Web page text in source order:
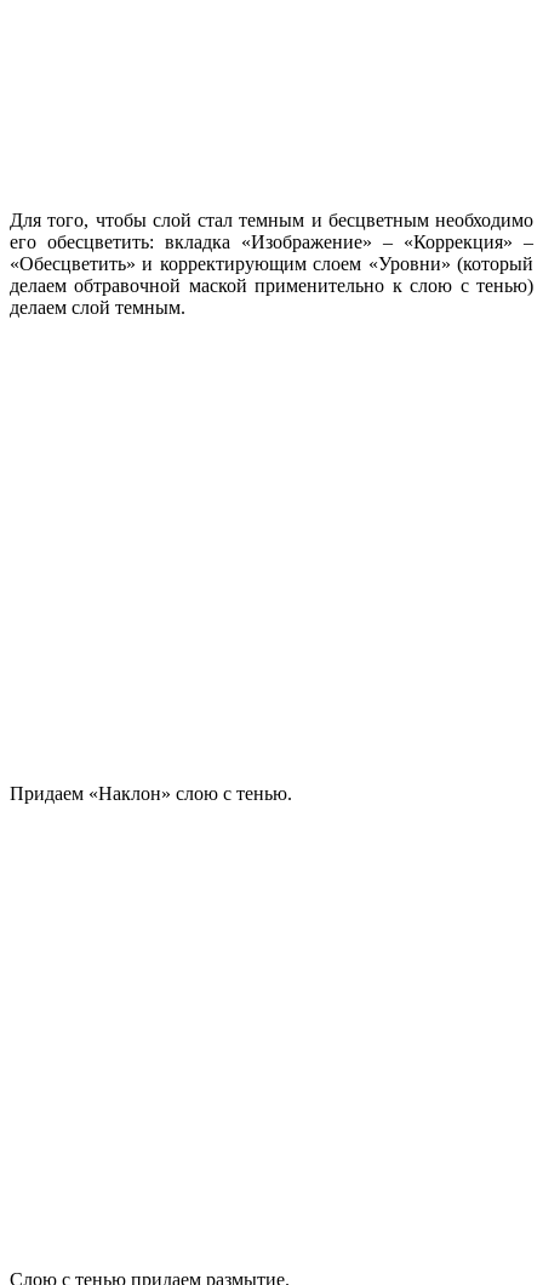
Для того, чтобы слой стал темным и бесцветным необходимо
его обесцветить: вкладка «Изображение» – «Коррекция» –
«Обесцветить» и корректирующим слоем «Уровни» (который
делаем обтравочной маской применительно к слою с тенью)
делаем слой темным.
Придаем «Наклон» слою с тенью.
Слою с тенью придаем размытие.